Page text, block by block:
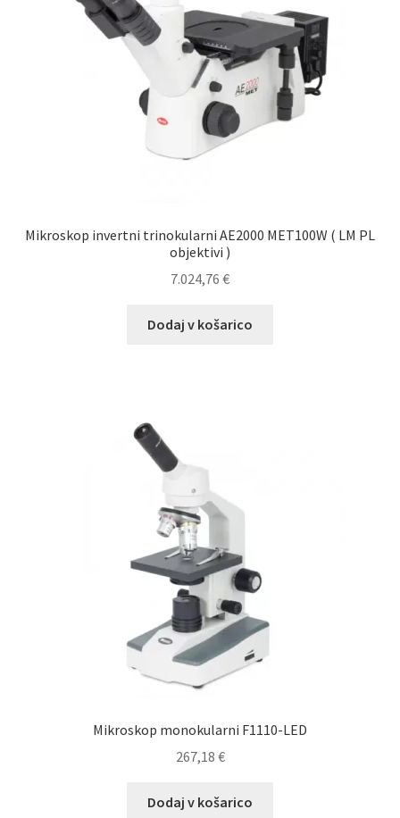
Mikroskop invertni trinokularni AE2000 MET100W ( LM PL
objektivi )
7.024,76 €
Dodaj v košarico
Mikroskop monokularni F1110-LED
267,18 €
Dodaj v košarico